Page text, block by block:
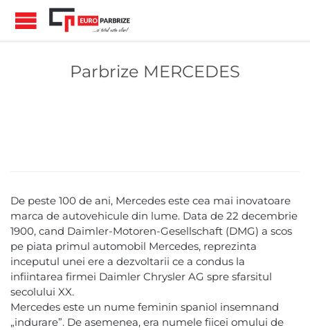
Parbrize MERCEDES
De peste 100 de ani, Mercedes este cea mai inovatoare
marca de autovehicule din lume. Data de 22 decembrie
1900, cand Daimler-Motoren-Gesellschaft (DMG) a scos
pe piata primul automobil Mercedes, reprezinta
inceputul unei ere a dezvoltarii ce a condus la
infiintarea firmei Daimler Chrysler AG spre sfarsitul
secolului XX.
Mercedes este un nume feminin spaniol insemnand
„indurare”. De asemenea, era numele fiicei omului de